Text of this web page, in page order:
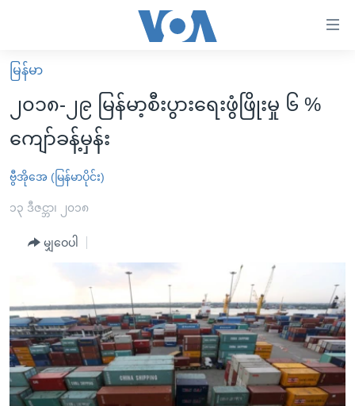
လွယ်ကူ
စေ
များ
ပင်မ
ရန်
ပင်မ
အ
ညွန်း
စာမျက်နှာ
မူလစာမျက်နှာ
မြန်မာ
ကမ္ဘာ့သတင်းများ
နိုင်ငံတကာ
အစ္စရေး-ပါလက်စတိုင်း
ဗွီဒီယို
အင်္ဂလိပ်စာလေ့လာမယ်
မကြေးမုံရဲ့ အင်္ဂလိပ်စာ
ရုပ်ရှင်ထဲက အင်္ဂလိပ်စာ
သုတပဒေသာ အင်္ဂလိပ်စာ
ရေဒီယို
တီဗွီ
ရေဒီယိုနှင့်ရုပ်သံ အချက်အလက်များ
ရေဒီယို/တီဗွီအစီအစဉ်
Learning English
မြန်မာ
၂၀၁၈-၂၉ မြန်မာ့စီးပွားရေးဖွံဖြိုးမှု ၆ %
ကျော်ခန့်မှန်း
ဗွီအိုအေ (မြန်မာပိုင်း)
၁၃ ဒီဇင္ဘာ၊ ၂၀၁၈
မျှဝေပါ